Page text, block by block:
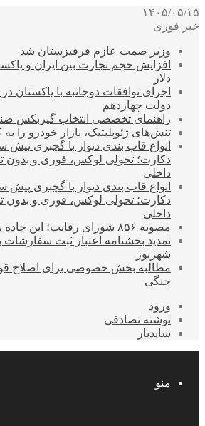
۱۴۰۵/۰۵/۱۵
خبر فوری
وزیر صمت عازم قرقیزستان شد
دلار
اجرای توافقات دوجانبه با
دولت چهاردهم
راهنمای تخصصی انتخاب گیربکس
تنش‌های ژئوپلیتیک، بازار خودرو را
انواع قاب بندی دیوار با گچبری پیش
دکارت؛ تحولی لوکس، فوری و بدون
داخلی
انواع قاب بندی دیوار با گچبری پیش
دکارت؛ تحولی لوکس، فوری و بدون
داخلی
مصوبه ۸۵۶ شورای رقابت؛ این جاده یک‌طرفه است
شهریور
مطالبه بخش خصوصی برای اصلاح
جنگی
ورود
نوشته تصادفی
سایدبار
منو